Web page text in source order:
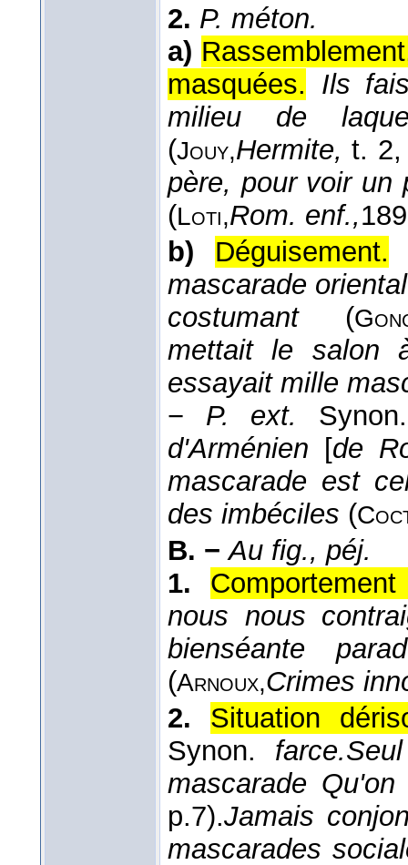
2. P. méton.
a)
masquées. Ils
milieu de
(Jouy,Hermite,t. 2
père, pour voir un
(Loti,Rom. enf.,
b)
Déguisement.
mascarade
costumant (
mettait le salon
essayait mille
− P. ext.
d'Arménien
[de
mascarade est
des imbéciles (
B. − Au fig., péj.
1.
nous nous
bienséante
(Arnoux,Crimes
2.
Situation
Synon. farce.
mascarade
p.7).Jamais
mascarades